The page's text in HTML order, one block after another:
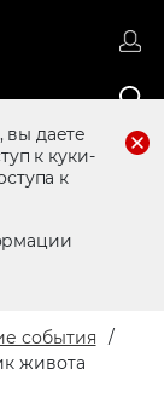
вы даете
к куки-
к
в эфире
события
живота